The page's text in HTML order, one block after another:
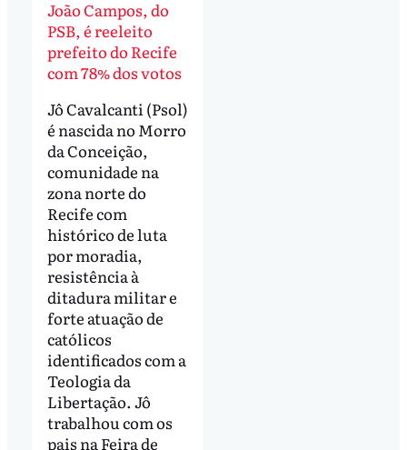
João Campos, do
PSB, é reeleito
prefeito do Recife
com 78% dos votos
Jô Cavalcanti (Psol)
é nascida no Morro
da Conceição,
comunidade na
zona norte do
Recife com
histórico de luta
por moradia,
resistência à
ditadura militar e
forte atuação de
católicos
identificados com a
Teologia da
Libertação. Jô
trabalhou com os
pais na Feira de